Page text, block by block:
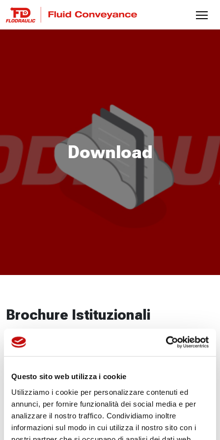
Questo sito web utilizza i cookie
Utilizziamo i cookie per personalizzare contenuti ed
annunci, per fornire funzionalità dei social media e per
analizzare il nostro traffico. Condividiamo inoltre
informazioni sul modo in cui utilizza il nostro sito con i
Download
Brochure Istituzionali
Brochure Settore Alimentare
Brochure Generale Sede 1
Brochure Tubi Sagomati
Brochure Gruppo Flodraulic